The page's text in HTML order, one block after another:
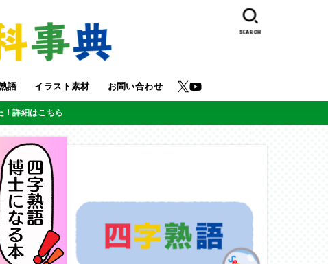
語 イラスト素材 お問い合わせ
SEARCH
！詳細はこちら